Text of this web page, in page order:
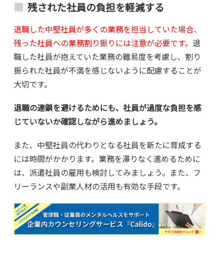
残された社員の負担を軽減する
退職した中堅社員が多くの業務を担当していた場合、
残った社員への業務割り振りには注意が必要です。 退
職した社員が抱えていた業務の難易度を考慮し、割り
振られた社員が不満を感じないように配慮することが
大切です。
退職の連鎖を避けるためにも、社員が過度な負担を感
じていないか確認しながら進めましょう。
また、中堅社員の代わりとなる社員を新たに育成する
には時間がかかります。業務を滞りなく進めるために
は、派遣社員の雇用も検討してみましょう。また、フ
リーランスや副業人材の活用も有効な手段です。